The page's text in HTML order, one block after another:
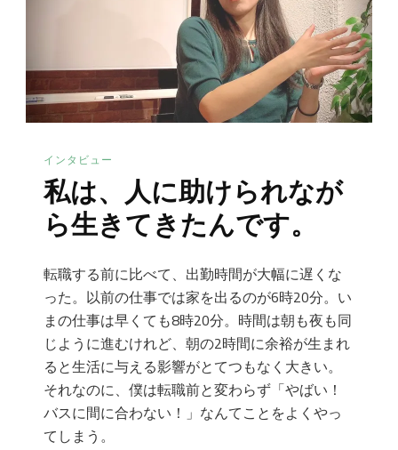
インタビュー
私は、人に助けられなが
ら生きてきたんです。
転職する前に比べて、出勤時間が大幅に遅くな
った。以前の仕事では家を出るのが6時20分。い
まの仕事は早くても8時20分。時間は朝も夜も同
じように進むけれど、朝の2時間に余裕が生まれ
ると生活に与える影響がとてつもなく大きい。
それなのに、僕は転職前と変わらず「やばい！
バスに間に合わない！」なんてことをよくやっ
てしまう。